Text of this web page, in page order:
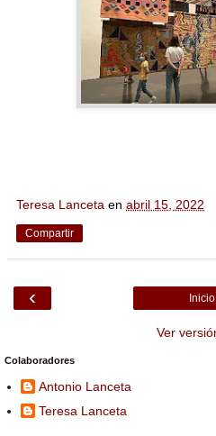
Teresa Lanceta en abril 15, 2022
Compartir
‹ Inicio
Ver
Colaboradores
Antonio Lanceta
Teresa Lanceta